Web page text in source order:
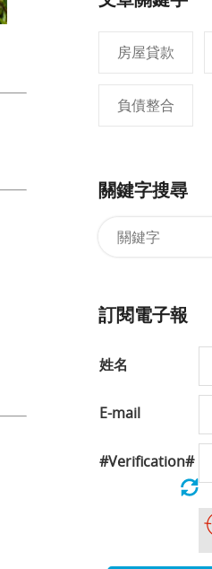
房屋貸款
負債整合
關鍵字搜尋
訂閱電子報
姓名
E-mail
#Verification#